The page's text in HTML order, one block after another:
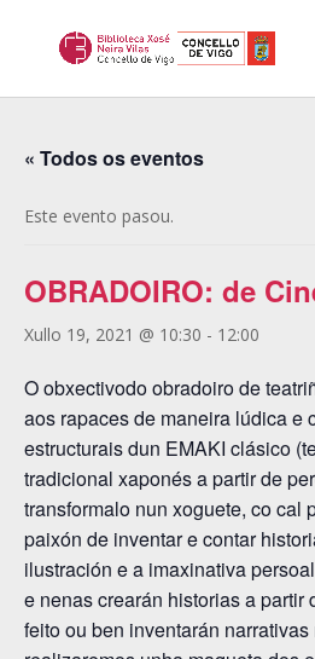
« Todos os eventos
Este evento pasou.
OBRADOIRO: de
Xullo 19, 2021 @ 10:30 - 12:00
O obxectivodo obradoiro de
aos rapaces de maneira lúdica e
estructurais dun EMAKI clásico
tradicional xaponés a partir de
transformalo nun xoguete, co cal
paixón de inventar e contar
ilustración e a imaxinativa
e nenas crearán historias a partir
feito ou ben inventarán